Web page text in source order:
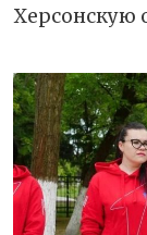
Херсонскую